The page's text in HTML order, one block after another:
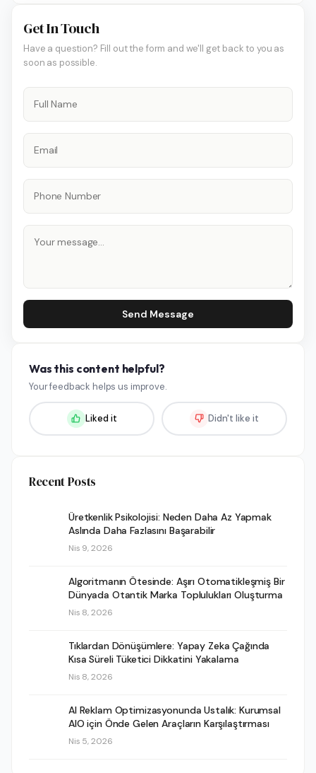
Get In Touch
Have a question? Fill out the form and we'll get back to you as
soon as possible.
Send Message
Was this content helpful?
Your feedback helps us improve.
Liked it Didn't like it
Recent Posts
Üretkenlik Psikolojisi: Neden Daha Az Yapmak
Aslında Daha Fazlasını Başarabilir
Nis 9, 2026
Algoritmanın Ötesinde: Aşırı Otomatikleşmiş Bir
Dünyada Otantik Marka Toplulukları Oluşturma
Nis 8, 2026
Tıklardan Dönüşümlere: Yapay Zeka Çağında
Kısa Süreli Tüketici Dikkatini Yakalama
Nis 8, 2026
AI Reklam Optimizasyonunda Ustalık: Kurumsal
AIO için Önde Gelen Araçların Karşılaştırması
Nis 5, 2026